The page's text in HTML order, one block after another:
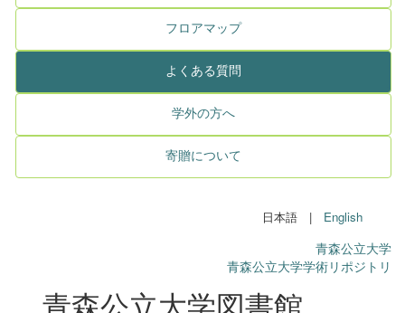
フロアマップ
よくある質問
学外の方へ
寄贈について
日本語 | English
青森公立大学
青森公立大学学術リポジトリ
青森公立大学図書館